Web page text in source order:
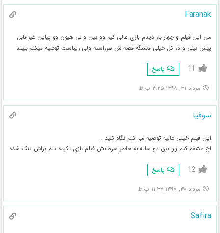
Faranak
من این فیلم و چهار بار دیدم بازی عالی کیم وو بین و لی هیون وو پیاین غیر قابل
پیش بینی و در کل خیلی قشنگه فصه ش سرراسته ولی زیباست توصیه میکنم ببیند
11 پاسخ
مرداد ۳۱, ۱۳۹۸ ۴:۲۵ ب.ظ
سوفیا
این فیلم خیلی عالیه توصیه می کنم نگاه کنید .
اخ عشقم کیم وو بین دو ساله به خاطر سرطانش فیلم بازی نکرده دلم براش تنگ شده
12 پاسخ
مرداد ۳۰, ۱۳۹۸ ۱۱:۳۷ ب.ظ
Safira